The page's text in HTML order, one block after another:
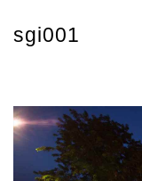
sgi001